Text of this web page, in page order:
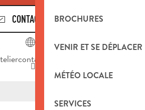
BROCHURES
VENIR ET SE DÉPLACER
MÉTÉO LOCALE
SERVICES
CONTACTEZ-NOUS
monsite.com